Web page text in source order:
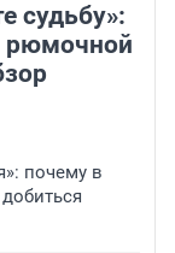
судьбу»:
рюмочной
почему в